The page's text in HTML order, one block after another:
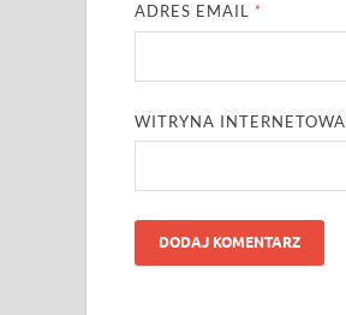
ADRES EMAIL *
WITRYNA INTERNETOWA